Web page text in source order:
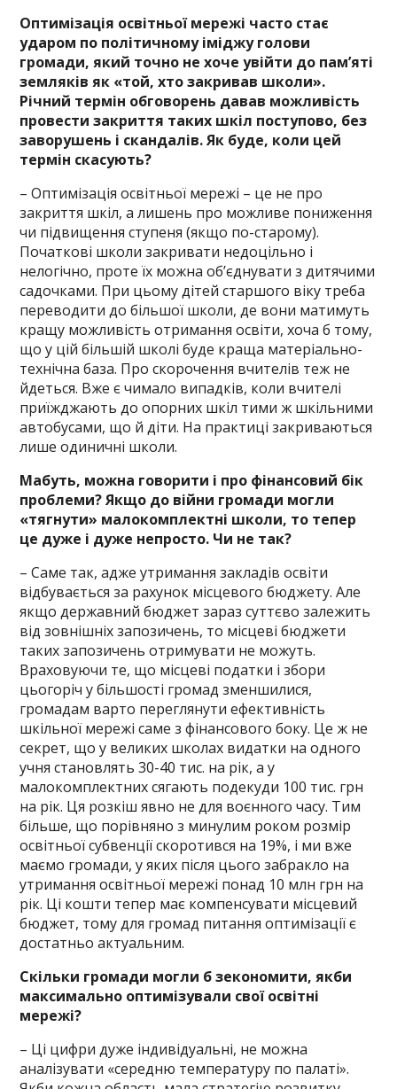
Оптимізація освітньої мережі часто стає
ударом по політичному іміджу голови
громади, який точно не хоче увійти до пам’яті
земляків як «той, хто закривав школи».
Річний термін обговорень давав можливість
провести закриття таких шкіл поступово, без
заворушень і скандалів. Як буде, коли цей
термін скасують?
– Оптимізація освітньої мережі – це не про
закриття шкіл, а лишень про можливе пониження
чи підвищення ступеня (якщо по-старому).
Початкові школи закривати недоцільно і
нелогічно, проте їх можна об’єднувати з дитячими
садочками. При цьому дітей старшого віку треба
переводити до більшої школи, де вони матимуть
кращу можливість отримання освіти, хоча б тому,
що у цій більшій школі буде краща матеріально-
технічна база. Про скорочення вчителів теж не
йдеться. Вже є чимало випадків, коли вчителі
приїжджають до опорних шкіл тими ж шкільними
автобусами, що й діти. На практиці закриваються
лише одиничні школи.
Мабуть, можна говорити і про фінансовий бік
проблеми? Якщо до війни громади могли
«тягнути» малокомплектні школи, то тепер
це дуже і дуже непросто. Чи не так?
– Саме так, адже утримання закладів освіти
відбувається за рахунок місцевого бюджету. Але
якщо державний бюджет зараз суттєво залежить
від зовнішніх запозичень, то місцеві бюджети
таких запозичень отримувати не можуть.
Враховуючи те, що місцеві податки і збори
цьогоріч у більшості громад зменшилися,
громадам варто переглянути ефективність
шкільної мережі саме з фінансового боку. Це ж не
секрет, що у великих школах видатки на одного
учня становлять 30-40 тис. на рік, а у
малокомплектних сягають подекуди 100 тис. грн
на рік. Ця розкіш явно не для воєнного часу. Тим
більше, що порівняно з минулим роком розмір
освітньої субвенції скоротився на 19%, і ми вже
маємо громади, у яких після цього забракло на
утримання освітньої мережі понад 10 млн грн на
рік. Ці кошти тепер має компенсувати місцевий
бюджет, тому для громад питання оптимізації є
достатньо актуальним.
Скільки громади могли б зекономити, якби
максимально оптимізували свої освітні
мережі?
– Ці цифри дуже індивідуальні, не можна
аналізувати «середню температуру по палаті».